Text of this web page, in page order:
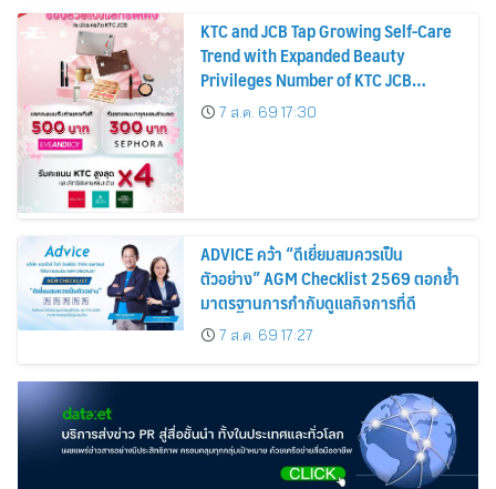
KTC and JCB Tap Growing Self-Care
Trend with Expanded Beauty
Privileges Number of KTC JCB
Cardmembers Spending on
Cosmetics Rises 26%
7 ส.ค. 69 17:30
ADVICE คว้า “ดีเยี่ยมสมควรเป็น
ตัวอย่าง” AGM Checklist 2569 ตอกย้ำ
มาตรฐานการกำกับดูแลกิจการที่ดี
7 ส.ค. 69 17:27